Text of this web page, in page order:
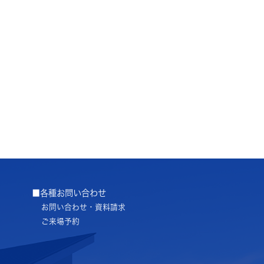
■各種お問い合わせ
お問い合わせ・資料請求
ご来場予約